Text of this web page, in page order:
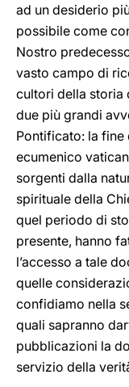
ad un desiderio
possibile come
Nostro
vasto campo di
cultori della storia
due più grandi
Pontificato: la
ecumenico
sorgenti dalla
spirituale della
quel periodo di
presente, hanno
l’accesso a tale
quelle
confidiamo nella
quali sapranno
pubblicazioni la
servizio della